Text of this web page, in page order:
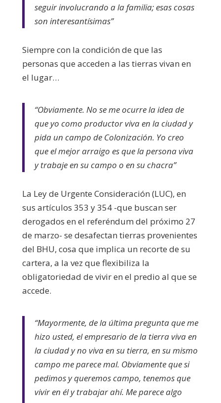
seguir involucrando a la familia; esas cosas
son interesantísimas”
Siempre con la condición de que las
personas que acceden a las tierras vivan en
el lugar…
“Obviamente. No se me ocurre la idea de
que yo como productor viva en la ciudad y
pida un campo de Colonización. Yo creo
que el mejor arraigo es que la persona viva
y trabaje en su campo o en su chacra”
La Ley de Urgente Consideración (LUC), en
sus artículos 353 y 354 -que buscan ser
derogados en el referéndum del próximo 27
de marzo- se desafectan tierras provenientes
del BHU, cosa que implica un recorte de su
cartera, a la vez que flexibiliza la
obligatoriedad de vivir en el predio al que se
accede.
“Mayormente, de la última pregunta que me
hizo usted, el empresario de la tierra viva en
la ciudad y no viva en su tierra, en su mismo
campo me parece mal. Obviamente que si
pedimos y queremos campo, tenemos que
vivir en él y trabajar ahí. Me parece algo